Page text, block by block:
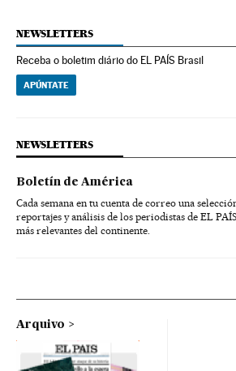
NEWSLETTERS
Receba o boletim diário do EL PAÍS Brasil
APÚNTATE
NEWSLETTERS
Boletín de América
Cada semana en tu cuenta de correo una
reportajes y análisis de los periodistas de EL
más relevantes del continente.
Arquivo